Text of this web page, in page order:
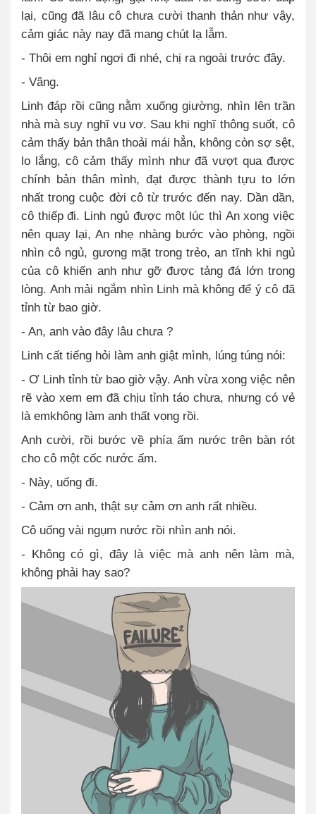
lại, cũng đã lâu cô chưa cười thanh thản như vậy,
cảm giác này nay đã mang chút lạ lẫm.
- Thôi em nghỉ ngơi đi nhé, chị ra ngoài trước đây.
- Vâng.
Linh đáp rồi cũng nằm xuống giường, nhìn lên trần
nhà mà suy nghĩ vu vơ. Sau khi nghĩ thông suốt, cô
cảm thấy bản thân thoải mái hẳn, không còn sợ sệt,
lo lắng, cô cảm thấy mình như đã vượt qua được
chính bản thân mình, đạt được thành tựu to lớn
nhất trong cuộc đời cô từ trước đến nay. Dần dần,
cô thiếp đi. Linh ngủ được một lúc thì An xong việc
nên quay lại, An nhẹ nhàng bước vào phòng, ngồi
nhìn cô ngủ, gương mặt trong trẻo, an tĩnh khi ngủ
của cô khiến anh như gỡ được tảng đá lớn trong
lòng. Anh mải ngắm nhìn Linh mà không để ý cô đã
tỉnh từ bao giờ.
- An, anh vào đây lâu chưa ?
Linh cất tiếng hỏi làm anh giật mình, lúng túng nói:
- Ơ Linh tỉnh từ bao giờ vậy. Anh vừa xong việc nên
rẽ vào xem em đã chịu tỉnh táo chưa, nhưng có vẻ
là emkhông làm anh thất vọng rồi.
Anh cười, rồi bước về phía ấm nước trên bàn rót
cho cô một cốc nước ấm.
- Này, uống đi.
- Cảm ơn anh, thật sự cảm ơn anh rất nhiều.
Cô uống vài ngụm nước rồi nhìn anh nói.
- Không có gì, đây là việc mà anh nên làm mà,
không phải hay sao?